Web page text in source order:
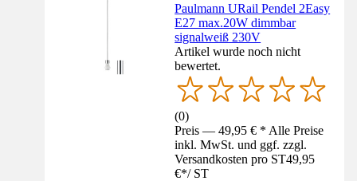
Paulmann URail Pendel 2Easy
E27 max.20W dimmbar
signalweiß 230V
Artikel wurde noch nicht
bewertet.
(0)
Preis — 49,95 € * Alle Preise
inkl. MwSt. und ggf. zzgl.
Versandkosten pro ST49,95
€*/ ST